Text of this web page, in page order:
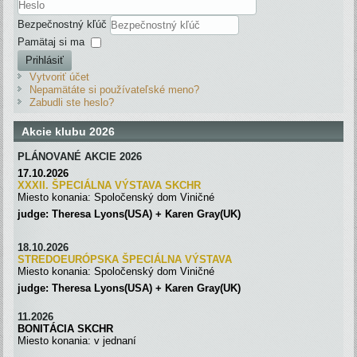
Bezpečnostný kľúč
Pamätaj si ma
Prihlásiť
Vytvoriť účet
Nepamätáte si používateľské meno?
Zabudli ste heslo?
Akcie klubu 2026
PLÁNOVANÉ AKCIE 2026
17.10.2026
XXXII. ŠPECIÁLNA VÝSTAVA SKCHR
Miesto konania: Spoločenský dom Viničné
judge: Theresa Lyons(USA) + Karen Gray(UK)
18.10.2026
STREDOEURÓPSKA ŠPECIÁLNA VÝSTAVA
Miesto konania: Spoločenský dom Viničné
judge: Theresa Lyons(USA) + Karen Gray(UK)
11.2026
BONITÁCIA SKCHR
Miesto konania: v jednaní